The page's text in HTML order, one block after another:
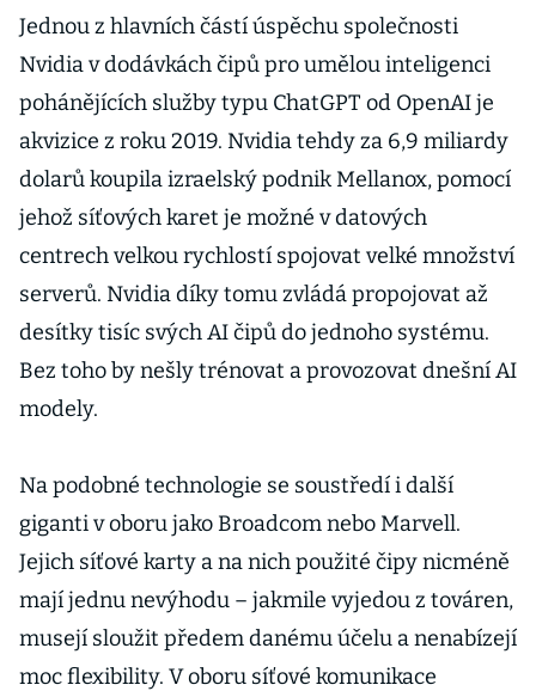
Jednou z hlavních částí úspěchu společnosti
Nvidia v dodávkách čipů pro umělou inteligenci
pohánějících služby typu ChatGPT od OpenAI je
akvizice z roku 2019. Nvidia tehdy za 6,9 miliardy
dolarů koupila izraelský podnik Mellanox, pomocí
jehož síťových karet je možné v datových
centrech velkou rychlostí spojovat velké množství
serverů. Nvidia díky tomu zvládá propojovat až
desítky tisíc svých AI čipů do jednoho systému.
Bez toho by nešly trénovat a provozovat dnešní AI
modely.
Na podobné technologie se soustředí i další
giganti v oboru jako Broadcom nebo Marvell.
Jejich síťové karty a na nich použité čipy nicméně
mají jednu nevýhodu – jakmile vyjedou z továren,
musejí sloužit předem danému účelu a nenabízejí
moc flexibility. V oboru síťové komunikace